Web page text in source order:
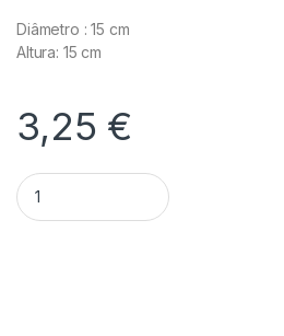
Diâmetro : 15 cm
Altura: 15 cm
3,25 €
Quantidade Vaso decorativo - 15 cm